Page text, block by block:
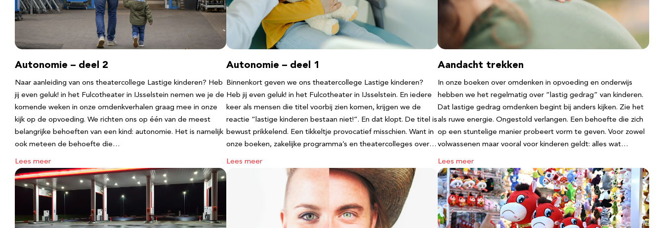
Autonomie – deel 2
Naar aanleiding van ons theatercollege Lastige kinderen? Heb
jij even geluk! in het Fulcotheater in IJsselstein nemen we je de
komende weken in onze omdenkverhalen graag mee in onze
kijk op de opvoeding. We richten ons op één van de meest
belangrijke behoeften van een kind: autonomie. Het is namelijk
ook meteen de behoefte die…
Lees meer
Autonomie – deel 1
Binnenkort geven we ons theatercollege Lastige kinderen?
Heb jij even geluk! in het Fulcotheater in IJsselstein. En iedere
keer als mensen die titel voorbij zien komen, krijgen we de
reactie “lastige kinderen bestaan niet!”. En dat klopt. De titel is
bewust prikkelend. Een tikkeltje provocatief misschien. Want in
onze boeken, zakelijke programma’s en theatercolleges over…
Lees meer
Aandacht trekken
In onze boeken over omdenken in opvoeding en onderwijs
hebben we het regelmatig over “lastig gedrag” van kinderen.
Dat lastige gedrag omdenken begint bij anders kijken. Zie het
als ruwe energie. Ongestold verlangen. Een behoefte die zich
op een stuntelige manier probeert vorm te geven. Voor zowel
volwassenen maar vooral voor kinderen geldt: alles wat…
Lees meer